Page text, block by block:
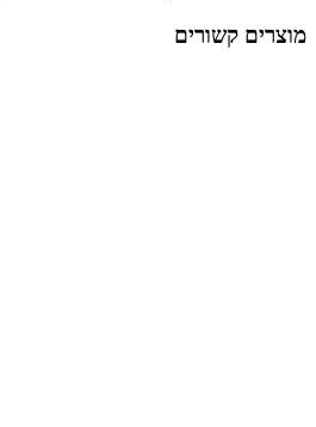
מוצרים קשורים